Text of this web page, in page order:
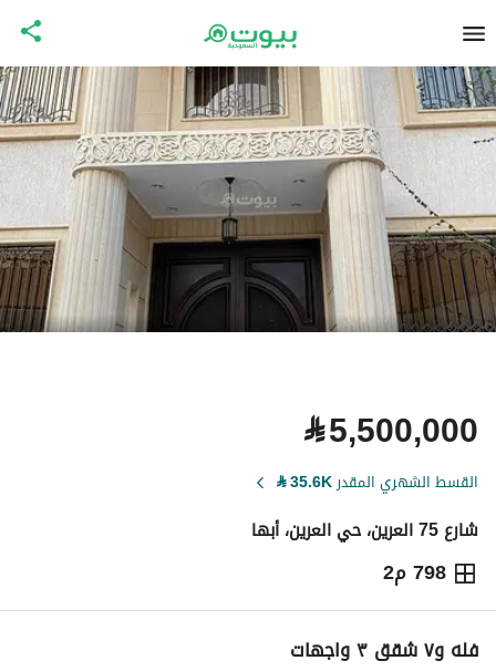
⃁5,500,000
القسط الشهري المقدر35.6K
⃁
شارع 75 العرين، حي العرين، أبها
798 م2
⃁
5,500,000
التفاصيل معلومات ترخيص الإعلان فله و٧ شقق ٣ واجهات